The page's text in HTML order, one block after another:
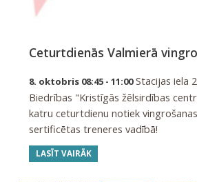
Ceturtdienās Valmierā vingro
8. oktobris 08:45 - 11:00Stacijas iela
Biedrības "Kristīgās žēlsirdības
katru ceturtdienu notiek
sertificētas treneres vadībā!
LASĪT VAIRĀK